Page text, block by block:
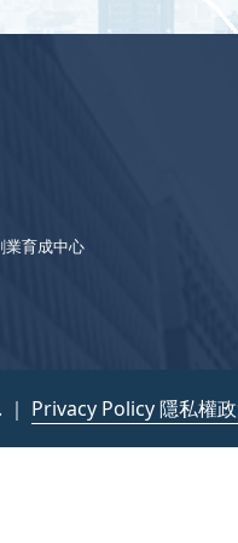
業育成中心
Privacy Policy 隱私權